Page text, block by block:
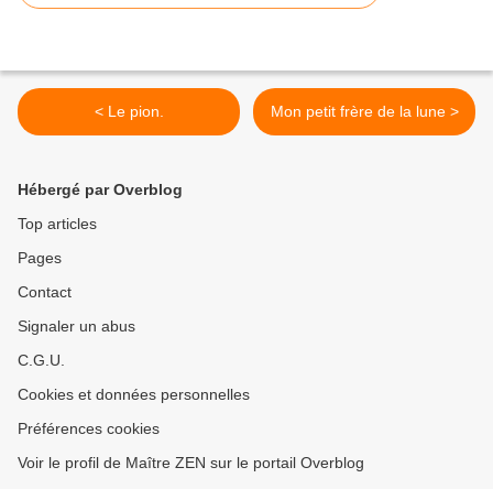
< Le pion. Mon petit frère de la lune >
Hébergé par Overblog
Top articles
Pages
Contact
Signaler un abus
C.G.U.
Cookies et données personnelles
Préférences cookies
Voir le profil de Maître ZEN sur le portail Overblog